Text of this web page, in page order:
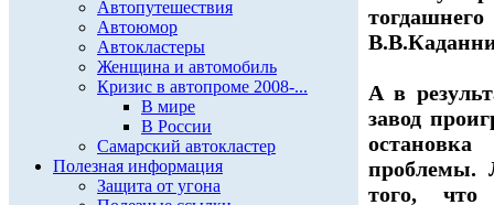
Автопутешествия
Автоюмор
Автокластеры
Женщина и автомобиль
Кризис в автопроме 2008-...
В мире
В России
Самарский автокластер
Полезная информация
Защита от угона
А в
завод
проблемы.
того, что